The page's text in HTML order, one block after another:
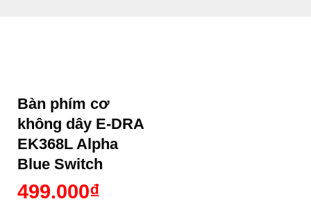
Bàn phím cơ
không dây E-DRA
EK368L Alpha
Blue Switch
499.000₫